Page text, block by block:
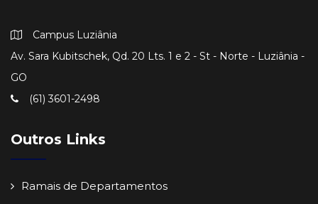
Campus Luziânia
Av. Sara Kubitschek, Qd. 20 Lts. 1 e 2 - St - Norte - Luziânia -
GO
(61) 3601-2498
Outros Links
Ramais de Departamentos